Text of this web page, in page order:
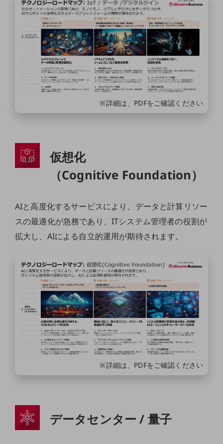
社長からのご挨拶
グループ会社
地域からの発表
社外からの評価実績
サステナビリティ
サステナビリティ基本方針
サステナビリティレポート
ダイバーシティ
経営情報
経営情報TOP
採用情報
採用情報TOP
※詳細は、PDFをご確認ください
仮想化
（Cognitive Foundation）
AIと高度化するサービスにより、データと計算リソー
スの最適化が急務であり、ITシステム管理者の役割が
拡大し、AIによる自立的運用が期待されます。
※詳細は、PDFをご確認ください
データセンター / 量子